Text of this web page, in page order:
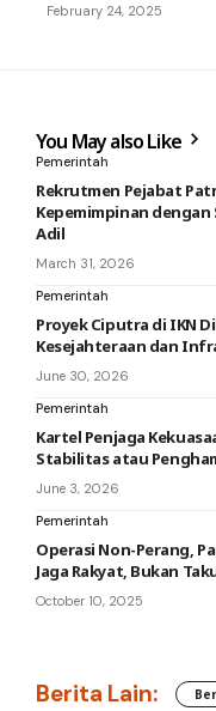
February 24, 2025
You May also Like
Pemerintah
Rekrutmen Pejabat
Kepemimpinan dengan
Adil
March 31, 2026
Pemerintah
Proyek Ciputra di IKN
Kesejahteraan dan
June 30, 2026
Pemerintah
Kartel Penjaga
Stabilitas atau
June 3, 2026
Pemerintah
Operasi Non-Perang,
Jaga Rakyat, Bukan
October 10, 2025
Berita Lain: